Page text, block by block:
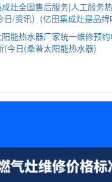
灶全国售后服务|人工服务
日/资讯）(亿田集成灶是品牌
能热水器厂家统一维修预
(今日(桑普太阳能热水器)